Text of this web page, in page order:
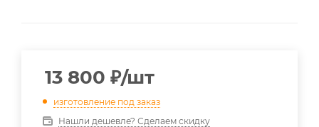
13 800 ₽/шт
изготовление под заказ
Нашли дешевле? Сделаем скидку